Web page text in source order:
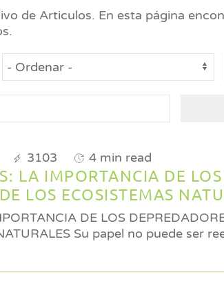
de Articulos. En esta página
3103 4 min read
LA IMPORTANCIA DE
LOS ECOSISTEMAS
DE LOS
por el hombre, aunque es